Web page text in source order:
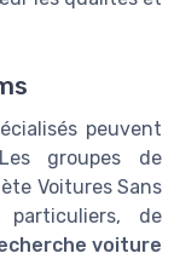
peuvent
groupes de
Voitures Sans
particuliers, de
voiture